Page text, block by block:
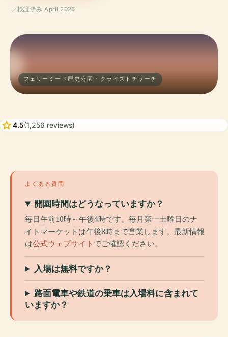
検証済み April 2026
フェリーミード歴史公園 · クライストチャーチ
star4.5(1,256 reviews)
よくある質問
開園時間はどうなっていますか？
毎日午前10時～午後4時です。毎月第一土曜日のナ
イトマーケットは午後8時まで営業します。最新情報
は公式ウェブサイトでご確認ください。
入場は無料ですか？
路面電車や鉄道の乗車は入場料に含まれて
いますか？